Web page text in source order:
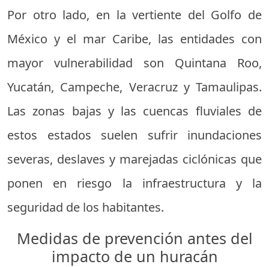
Por otro lado, en la vertiente del Golfo de
México y el mar Caribe, las entidades con
mayor vulnerabilidad son Quintana Roo,
Yucatán, Campeche, Veracruz y Tamaulipas.
Las zonas bajas y las cuencas fluviales de
estos estados suelen sufrir inundaciones
severas, deslaves y marejadas ciclónicas que
ponen en riesgo la infraestructura y la
seguridad de los habitantes.
Medidas de prevención antes del
impacto de un huracán